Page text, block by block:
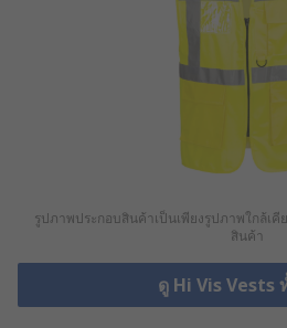
รูปภาพประกอบสินค้าเป็นเพียงรูปภาพใกล้เคี
สินค้า
ดู Hi Vis Vests